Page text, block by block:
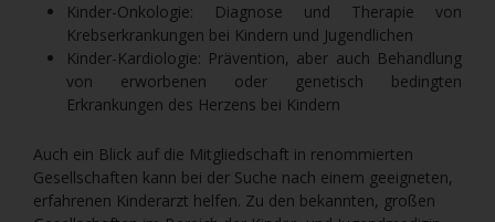
Kinder-Onkologie: Diagnose und Therapie von
Krebserkrankungen bei Kindern und Jugendlichen
Kinder-Kardiologie: Prävention, aber auch Behandlung
von erworbenen oder genetisch bedingten
Erkrankungen des Herzens bei Kindern
Auch ein Blick auf die Mitgliedschaft in renommierten
Gesellschaften kann bei der Suche nach einem geeigneten,
erfahrenen Kinderarzt helfen. Zu den bekannten, großen